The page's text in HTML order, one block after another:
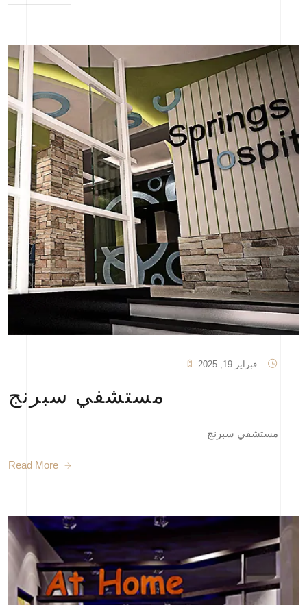
فبراير 19, 2025
مستشفي سبرنج
مستشفي سبرنج
Read More